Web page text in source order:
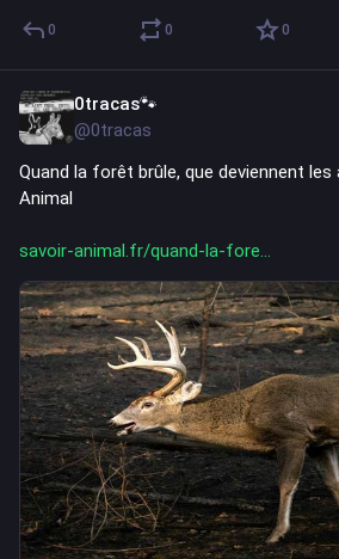
0 0 0
0tracas🐾
@0tracas
Quand la forêt brûle, que deviennent les
Animal
savoir-animal.fr/quand-la-fore